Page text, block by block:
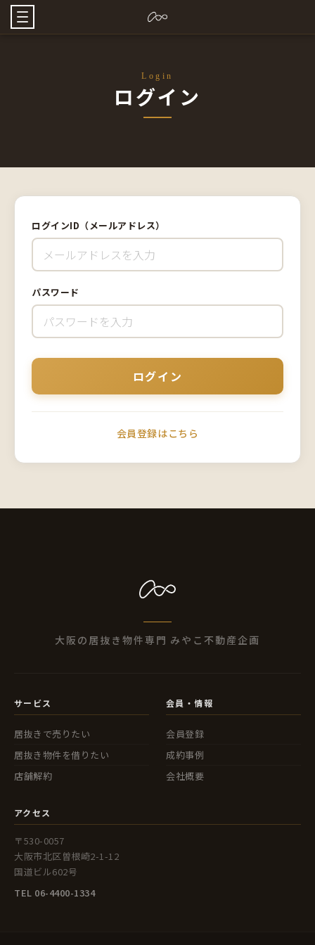
Login
ログイン
ログインID（メールアドレス）
パスワード
会員登録はこちら
大阪の居抜き物件専門 みやこ不動産企画
サービス
居抜きで売りたい
居抜き物件を借りたい
店舗解約
会員・情報
会員登録
成約事例
会社概要
アクセス
〒530-0057
大阪市北区曽根崎2-1-12
国道ビル602号
TEL 06-4400-1334